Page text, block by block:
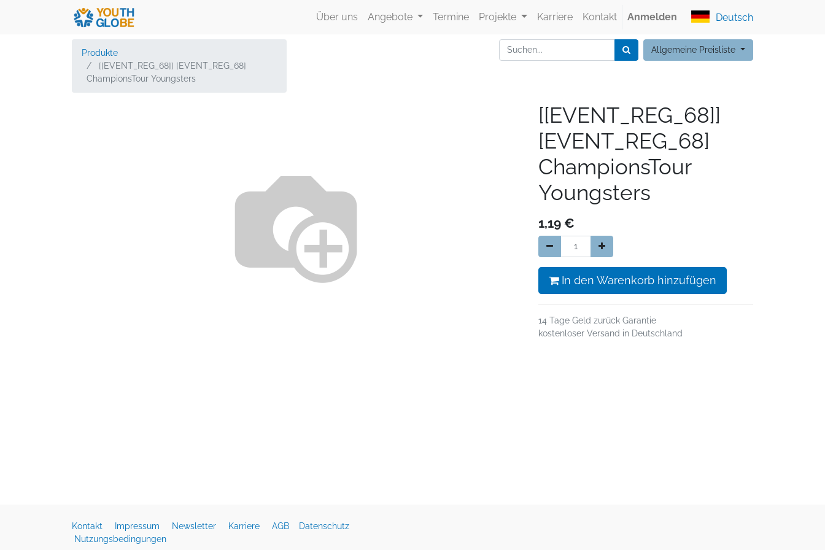
Über uns Angebote Termine Projekte Karriere Kontakt Anmelden Deutsch
Produkte
[[EVENT_REG_68]] [EVENT_REG_68]
ChampionsTour Youngsters
Allgemeine Preisliste
[[EVENT_REG_68]]
[EVENT_REG_68]
ChampionsTour
Youngsters
1,19 €
In den Warenkorb hinzufügen
14 Tage Geld zurück Garantie
kostenloser Versand in Deutschland
Kontakt Impressum Newsletter Karriere AGB
Datenschutz
Nutzungsbedingungen